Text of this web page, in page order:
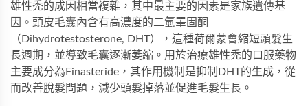
雄性禿的成因相當複雜，其中最主要的因素是家族遺傳基
因。頭皮毛囊內含有高濃度的二氫睪固酮
（Dihydrotestosterone, DHT），這種荷爾蒙會縮短頭髮生
長週期，並導致毛囊逐漸萎縮。用於治療雄性禿的口服藥物
主要成分為Finasteride，其作用機制是抑制DHT的生成，從
而改善脫髮問題，減少頭髮掉落並促進毛髮生長。